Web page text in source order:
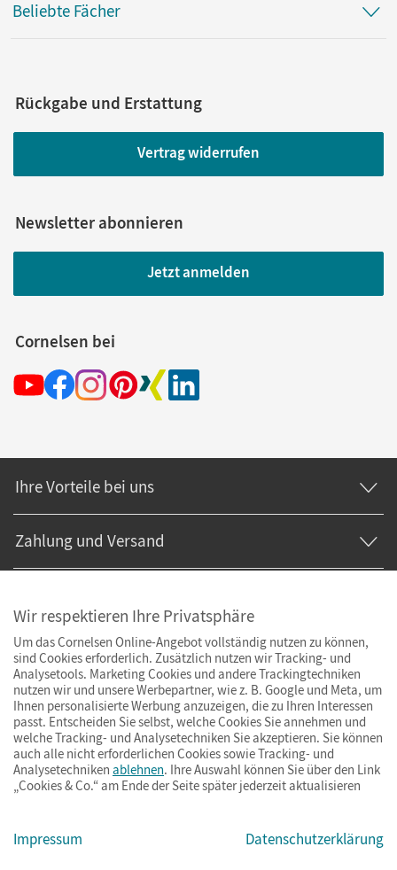
Beliebte Fächer
Rückgabe und Erstattung
Vertrag widerrufen
Newsletter abonnieren
Jetzt anmelden
Cornelsen bei
Ihre Vorteile bei uns
Zahlung und Versand
© Cornelsen Verlag 2026
ImpressumAGBDatenschutzBarrierefreiheitCookies & Co.
Wir respektieren Ihre Privatsphäre
Um das Cornelsen Online-Angebot vollständig nutzen zu können,
sind Cookies erforderlich. Zusätzlich nutzen wir Tracking- und
Analysetools. Marketing Cookies und andere Trackingtechniken
nutzen wir und unsere Werbepartner, wie z. B. Google und Meta, um
Ihnen personalisierte Werbung anzuzeigen, die zu Ihren Interessen
passt. Entscheiden Sie selbst, welche Cookies Sie annehmen und
welche Tracking- und Analysetechniken Sie akzeptieren. Sie können
auch alle nicht erforderlichen Cookies sowie Tracking- und
Analysetechniken ablehnen. Ihre Auswahl können Sie über den Link
„Cookies & Co.“ am Ende der Seite später jederzeit aktualisieren
Impressum Datenschutzerklärung